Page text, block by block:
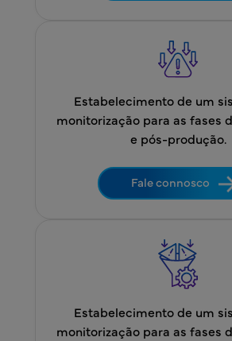
Estabelecimento de um
monitorização para as fases
e pós-produção.
Fale connosco
Estabelecimento de um
monitorização para as fases